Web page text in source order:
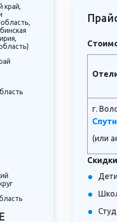
край,
г.
(или